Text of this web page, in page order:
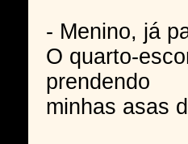
- Menino, já
O quarto-
prendendo
minhas asas